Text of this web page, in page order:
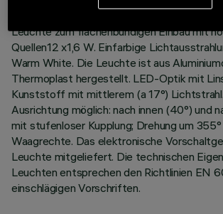
Leuchte zum flächenbündigen Einbau mit
Quellen12 x1,6 W. Einfarbige
Warm White. Die Leuchte ist aus
Thermoplast hergestellt. LED-Optik mit
Kunststoff mit mittlerem (a 17°)
Ausrichtung möglich: nach innen (40°) und
mit stufenloser Kupplung; Drehung um 355°
Waagrechte. Das elektronische
Leuchte mitgeliefert. Die technischen
Leuchten entsprechen den Richtlinien EN
einschlägigen Vorschriften.